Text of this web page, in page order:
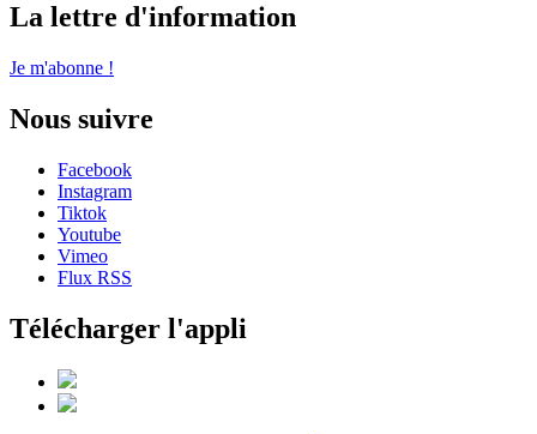
La lettre d'information
Je m'abonne !
Nous suivre
Facebook
Instagram
Tiktok
Youtube
Vimeo
Flux RSS
Télécharger l'appli